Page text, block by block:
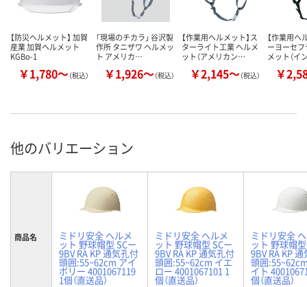
【防災ヘルメット】 加賀
産業 加賀ヘルメット
KGBo-1
￥1,780～（税込）
「現場のチカラ」 谷沢製
作所 タニザワ ヘルメッ
ト アメリカ…
￥1,926～（税込）
【作業用ヘルメット】ス
ターライト工業 ヘルメ
ット（アメリカン…
￥2,145～（税込）
【作業用ヘ
ーヨーセ
メット（
￥
他のバリエーション
商品名 ミドリ安全 ヘルメ
ット 野球帽型 SCー
9BV RA KP 通気孔付
頭囲:55~62cm アイ
ボリー 4001067119
1個（直送品）
ミドリ安全 ヘルメ
ット 野球帽型 SCー
9BV RA KP 通気孔付
頭囲:55~62cm イエ
ロー 4001067101 1
個（直送品）
ミドリ安全
ット 野球帽
9BV RA KP
頭囲
イト
個（直送品）